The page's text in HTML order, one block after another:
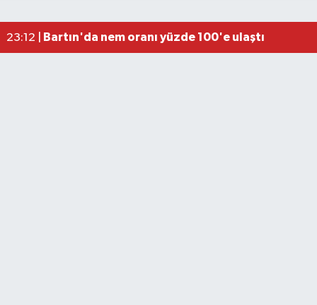
23:12 |
Bartın'da nem oranı yüzde 100'e ulaştı